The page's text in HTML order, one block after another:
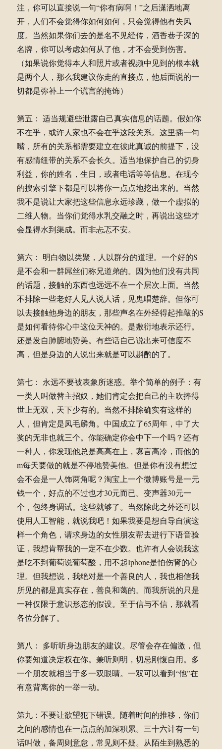
注，你可以直接说一句“你有病啊！”之后潇洒地离
开，人们不会觉得你如何如何，只会觉得他有失风
度。当然如果你们去的是名不见经传，酒香巷子深的
名牌，你可以考虑如何从了他，才不会受到伤害。
（如果说你觉得本人和照片或者视频中见到的根本就
是两个人，那么我建议你走的直接点，他后面说的一
切都是弥补上一个谎言的掩饰）
第五： 适当规避些泄露自己真实信息的话题。假如你
不在乎，或许人家也不会在乎这段关系。这里插一句
嘴，所有的关系都需要建立在彼此真诚的前提下，没
有感情纽带的关系不会长久。适当地保护自己的切身
利益，你的姓名，生日，或者电话等等信息。在现今
的搜索引擎下都是可以将你一点点地挖出来的。当然
我不是说让大家把这些信息永远珍藏，做一个虚拟的
二维人物。当你们觉得水乳交融之时，再说出这些才
会显得水到渠成。而非忐忑不安。
第六： 明白物以类聚，人以群分的道理。一个好的S
是不会和一群屌丝们称兄道弟的。因为他们没有共同
的话题，接触的东西也远远不在一个层次上面。当然
不排除一些老好人见人说人话，见鬼唱楚辞。但你可
以去接触他身边的朋友，那些声名在外经得起推敲的S
是如何看待你心中这位天神的。是敷衍地表示还行。
还是发自肺腑地赞美。有些话自己说出来可信度不
高，但是身边的人说出来就是可以斟酌的了。
第七： 永远不要被表象所迷惑。举个简单的例子：有
一类人叫做替主招奴，她们肯定会把自己的主吹捧得
世上无双，天下少有的。当然不排除确实有这样的
人，但肯定是凤毛麟角。中国成立了65周年，中了大
奖的无非也就三个。你能确定你会中下一个吗？还有
一种人，你发现他总是高高在上，寡言高冷，而他的
m每天要做的就是不停地赞美他。但是你有没有想过
会不会是一人饰两角呢？淘宝上一个微博账号是一元
钱一个，好点的不过也才30元而已。变声器30元一
个，包终身调试。这些就够了。当然除此之外还可以
使用人工智能，就说我吧！如果我要是想自导自演这
样一个角色，请求身边的女性朋友帮去进行下语音验
证，我想肯帮我的一定不在少数。也许有人会说我这
是吃不到葡萄说葡萄酸，用不起Iphone是怕伤肾的心
理。但我想说，我绝对是一个善良的人，我也相信我
所见的都是真实存在，善良和蔼的。而我所说的只是
一种仅限于意识形态的假设。至于信与不信，那就看
各位分解了。
第八： 多听听身边朋友的建议。尽管会存在偏激，但
你要知道决定权在你。兼听则明，切忌刚愎自用。多
一个朋友就相当于多一双眼睛。一双可以看到“他”在
有意背离你的一举一动。
第九：不要让欲望犯下错误。随着时间的推移，你们
之间的感情也在一点点的加深积累。三十六计有一句
话叫做，备周则意怠，常见则不疑。从陌生到熟悉的